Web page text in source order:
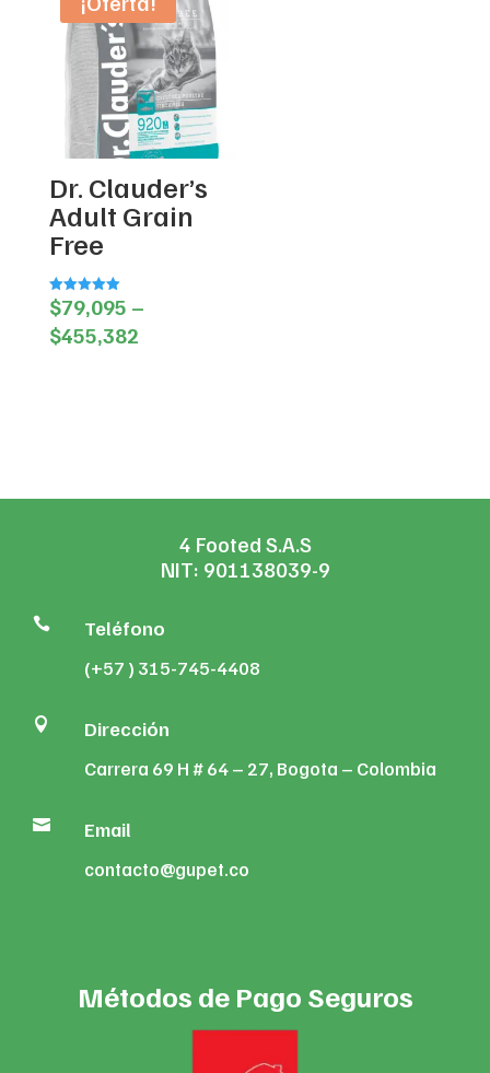
Dr. Clauder’s
Adult Grain
Free
Valorado en
5.00
de 5
$79,095 –
$455,382Price
4 Footed S.A.S
NIT: 901138039-9
 Teléfono
(+57 ) 315-745-4408
 Dirección
Carrera 69 H # 64 – 27, Bogota – Colombia
 Email
contacto@gupet.co
Métodos de Pago Seguros